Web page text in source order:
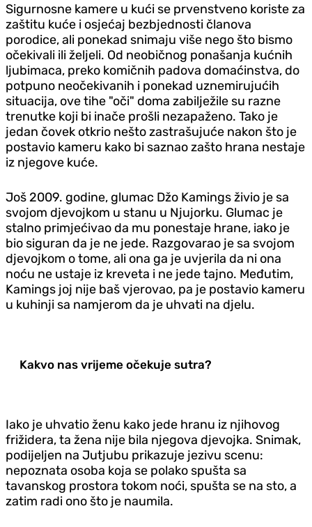
Sigurnosne kamere u kući se prvenstveno koriste za
zaštitu kuće i osjećaj bezbjednosti članova
porodice, ali ponekad snimaju više nego što bismo
očekivali ili željeli. Od neobičnog ponašanja kućnih
ljubimaca, preko komičnih padova domaćinstva, do
potpuno neočekivanih i ponekad uznemirujućih
situacija, ove tihe "oči" doma zabilježile su razne
trenutke koji bi inače prošli nezapaženo. Tako je
jedan čovek otkrio nešto zastrašujuće nakon što je
postavio kameru kako bi saznao zašto hrana nestaje
iz njegove kuće.
Još 2009. godine, glumac Džo Kamings živio je sa
svojom djevojkom u stanu u Njujorku. Glumac je
stalno primjećivao da mu ponestaje hrane, iako je
bio siguran da je ne jede. Razgovarao je sa svojom
djevojkom o tome, ali ona ga je uvjerila da ni ona
noću ne ustaje iz kreveta i ne jede tajno. Međutim,
Kamings joj nije baš vjerovao, pa je postavio kameru
u kuhinji sa namjerom da je uhvati na djelu.
Kakvo nas vrijeme očekuje sutra?
Iako je uhvatio ženu kako jede hranu iz njihovog
frižidera, ta žena nije bila njegova djevojka. Snimak,
podijeljen na Jutjubu prikazuje jezivu scenu:
nepoznata osoba koja se polako spušta sa
tavanskog prostora tokom noći, spušta se na sto, a
zatim radi ono što je naumila.